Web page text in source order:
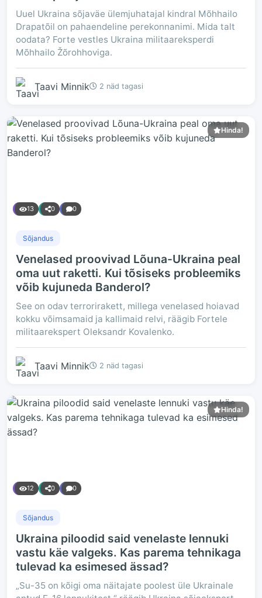
Uuel Ukraina sõjaväe ülemjuhatajal kindral Mõhhailo
Drapatõil on pahaendeline perekonnanimi. Mida talt
oodata? Forte vestles Ukraina militaareksperdi
Mõhhailo Žõrohhoviga.
Taavi Minnik 2 näd tagasi
Hinda!
13 0 0
Sõjandus
Venelased proovivad Lõuna-Ukraina peal
oma uut raketti. Kui tõsiseks probleemiks
võib kujuneda Banderol?
See on odav terrorirakett, millega venelased hoiavad
kokku võimsamaid ja kallimaid relvi, räägib Fortele
militaarekspert Oleksandr Kovalenko.
Taavi Minnik 2 näd tagasi
Hinda!
12 0 0
Sõjandus
Ukraina piloodid said venelaste lennuki
vastu käe valgeks. Kas parema tehnikaga
tulevad ka esimesed ässad?
„Su-35 on kõigi oma näitajate poolest üle Ukrainale